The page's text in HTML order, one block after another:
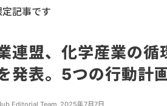
記事です
連盟、化学産業の
発表。5つの行動計
Editorial Team, 2025年7月7日